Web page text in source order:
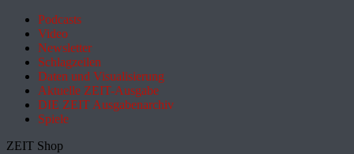
Podcasts
Video
Newsletter
Schlagzeilen
Daten und Visualisierung
Aktuelle ZEIT-Ausgabe
DIE ZEIT Ausgabenarchiv
Spiele
ZEIT Shop